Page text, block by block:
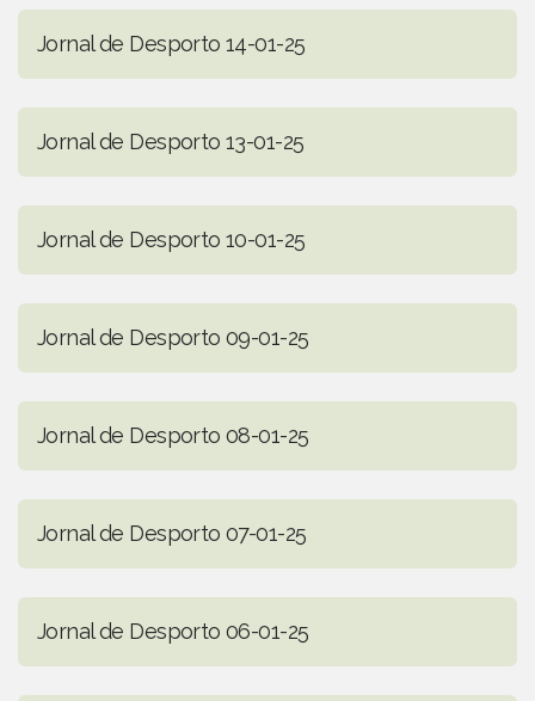
Jornal de Desporto 14-01-25
Jornal de Desporto 13-01-25
Jornal de Desporto 10-01-25
Jornal de Desporto 09-01-25
Jornal de Desporto 08-01-25
Jornal de Desporto 07-01-25
Jornal de Desporto 06-01-25